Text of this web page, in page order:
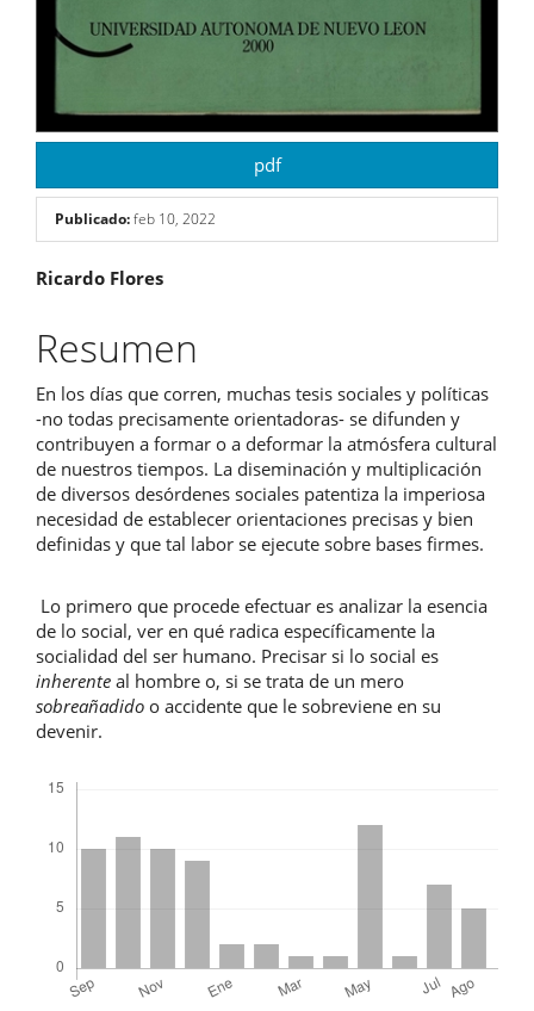
pdf
Publicado:feb 10, 2022
Contenido
principal
del
artículo
Ricardo Flores
Resumen
En los días que corren, muchas tesis sociales y políticas
-no todas precisamente orientadoras- se difunden y
contribuyen a formar o a deformar la atmósfera cultural
de nuestros tiempos. La diseminación y multiplicación
de diversos desórdenes sociales patentiza la imperiosa
necesidad de establecer orientaciones precisas y bien
definidas y que tal labor se ejecute sobre bases firmes.
Lo primero que procede efectuar es analizar la esencia
de lo social, ver en qué radica específicamente la
socialidad del ser humano. Precisar si lo social es
inherente al hombre o, si se trata de un mero
sobreañadido o accidente que le sobreviene en su
devenir.